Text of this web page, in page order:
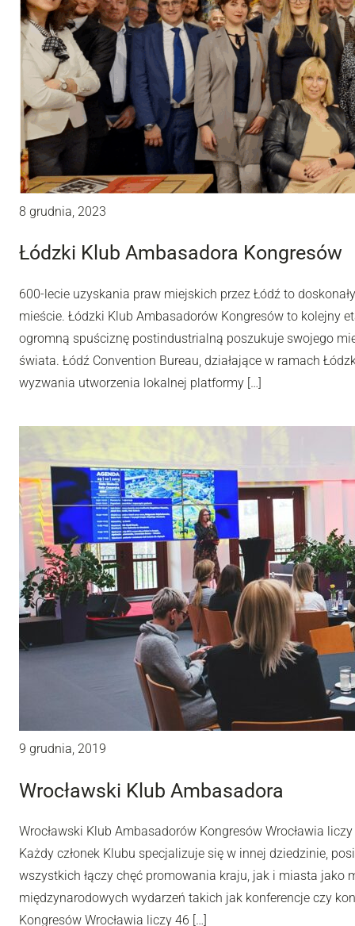
8 grudnia, 2023
Łódzki Klub Ambasadora Kongresów
600-lecie uzyskania praw miejskich przez Łódź to
mieście. Łódzki Klub Ambasadorów Kongresów to kolejny
ogromną spuściznę postindustrialną poszukuje swojego
świata. Łódź Convention Bureau, działające w ramach
wyzwania utworzenia lokalnej platformy […]
9 grudnia, 2019
Wrocławski Klub Ambasadora
Wrocławski Klub Ambasadorów Kongresów Wrocławia
Każdy członek Klubu specjalizuje się w innej dziedzinie,
wszystkich łączy chęć promowania kraju, jak i miasta jako
międzynarodowych wydarzeń takich jak konferencje czy
Kongresów Wrocławia liczy 46 […]